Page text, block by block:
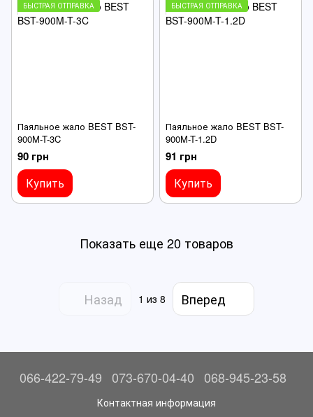
БЫСТРАЯ ОТПРАВКА
Паяльное жало BEST BST-
900M-T-3C
90 грн
Купить
БЫСТРАЯ ОТПРАВКА
Паяльное жало BEST BST-
900M-T-1.2D
91 грн
Купить
Показать еще 20 товаров
Назад 1 из 8 Вперед
066-422-79-49 073-670-04-40 068-945-23-58
Контактная информация